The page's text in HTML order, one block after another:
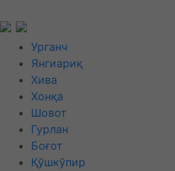
Урганч
Янгиариқ
Хива
Хонқа
Шовот
Гурлан
Боғот
Қўшкўпир